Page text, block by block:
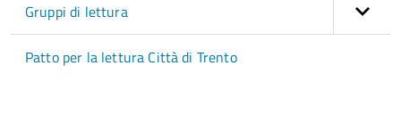
Gruppi di lettura
Patto per la lettura Città di Trento